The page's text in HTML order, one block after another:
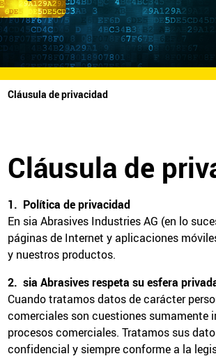
Cláusula de privacidad
Cláusula de
1. Política de privacidad
En sia Abrasives Industries AG (en lo
páginas de Internet y aplicaciones
y nuestros productos.
2. sia Abrasives respeta su esfera
Cuando tratamos datos de carácter
comerciales son cuestiones sumamente
procesos comerciales. Tratamos sus
confidencial y siempre conforme a la